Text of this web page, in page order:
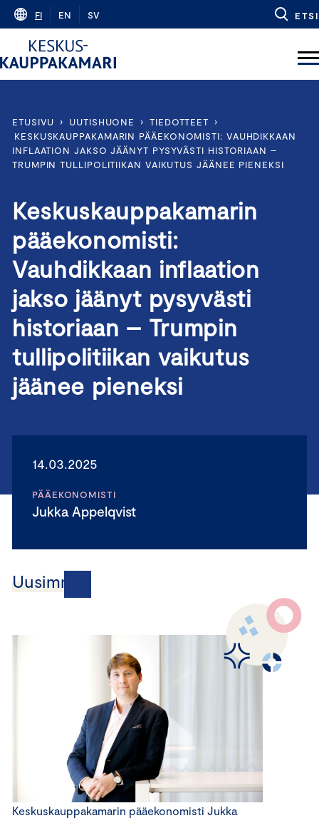
Skip
content
FI EN SV ETSI
ETUSIVU › UUTISHUONE › TIEDOTTEET
›
KESKUSKAUPPAKAMARIN PÄÄEKONOMISTI: VAUHDIKKAAN
INFLAATION JAKSO JÄÄNYT PYSYVÄSTI HISTORIAAN –
TRUMPIN TULLIPOLITIIKAN VAIKUTUS JÄÄNEE PIENEKSI
Keskuskauppakamarin
pääekonomisti:
Vauhdikkaan inflaation
jakso jäänyt pysyvästi
historiaan – Trumpin
tullipolitiikan vaikutus
jäänee pieneksi
14.03.2025
PÄÄEKONOMISTI
Jukka Appelqvist
Uusimmat
Keskuskauppakamarin pääekonomisti Jukka